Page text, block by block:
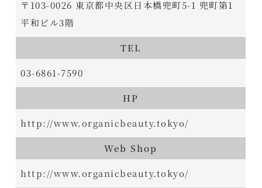
〒103-0026 東京都中央区日本橋兜町5-1 兜町第1
平和ビル3階
TEL
03-6861-7590
HP
http://www.organicbeauty.tokyo/
Web Shop
http://www.organicbeauty.tokyo/